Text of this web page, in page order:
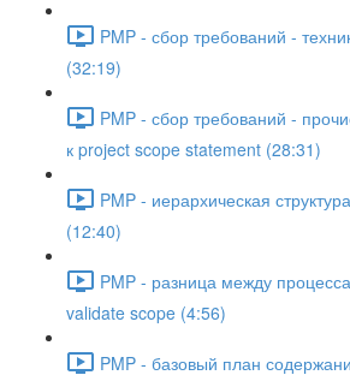
PMP - сбор требований -
(32:19)
PMP - сбор требований -
к project scope statement (28:31)
PMP - иерархическая
(12:40)
PMP - разница между
validate scope (4:56)
PMP - базовый план